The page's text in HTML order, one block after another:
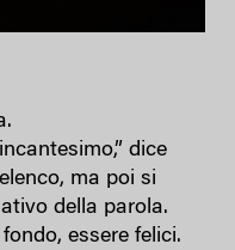
dice
ma poi si
della parola.
essere felici.